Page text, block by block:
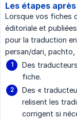
Les étapes
Lorsque vos fiches
éditoriale et
pour la traduction
persan/dari, pachto,
Des
fiche.
Des «
relisent les
corrigent si